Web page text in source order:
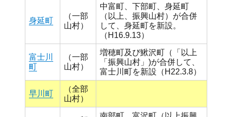
身延町
（一部
山村）
中富町、下部町、身延町
（以上、振興山村）が合併
して、身延町を新設。
（H16.9.13）
富士川
町
（一部
山村）
増穂町及び鰍沢町（「以上
「振興山村」)が合併して、
富士川町を新設（H22.3.8）
早川町
（全部
山村）